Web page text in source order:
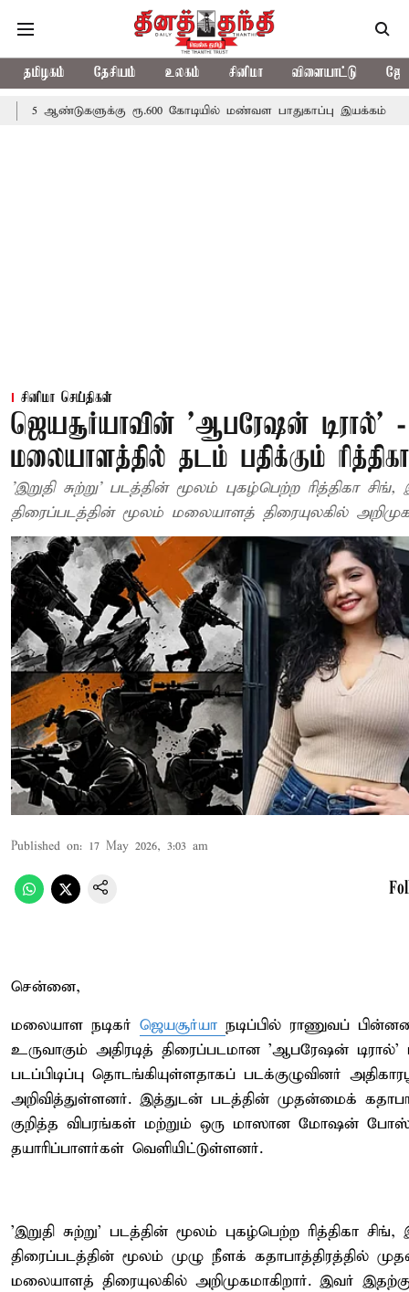
தமிழகம் தேசியம் உலகம் சினிமா விளையாட்டு
ரூ.600 கோடியில் மண்வள பாதுகாப்பு இயக்கம்
சினிமா செய்திகள்
ஜெயசூர்யாவின் 'ஆபரேஷன் டிரால்' -
மலையாளத்தில் தடம் பதிக்கும்
'இறுதி சுற்று' படத்தின் மூலம் புகழ்பெற்ற ரித்திகா
திரைப்படத்தின் மூலம் மலையாளத் திரையுலகில்
Published on: 17 May 2026, 3:03 am
சென்னை,
மலையாள நடிகர் ஜெயசூர்யா நடிப்பில் ராணுவப்
உருவாகும் அதிரடித் திரைப்படமான 'ஆபரேஷன் டிரால்'
படப்பிடிப்பு தொடங்கியுள்ளதாகப் படக்குழுவினர்
அறிவித்துள்ளனர். இத்துடன் படத்தின் முதன்மைக்
குறித்த விபரங்கள் மற்றும் ஒரு மாஸான மோஷன்
தயாரிப்பாளர்கள் வெளியிட்டுள்ளனர்.
'இறுதி சுற்று' படத்தின் மூலம் புகழ்பெற்ற ரித்திகா
திரைப்படத்தின் மூலம் முழு நீளக் கதாபாத்திரத்தில்
மலையாளத் திரையுலகில் அறிமுகமாகிறார். இவர்